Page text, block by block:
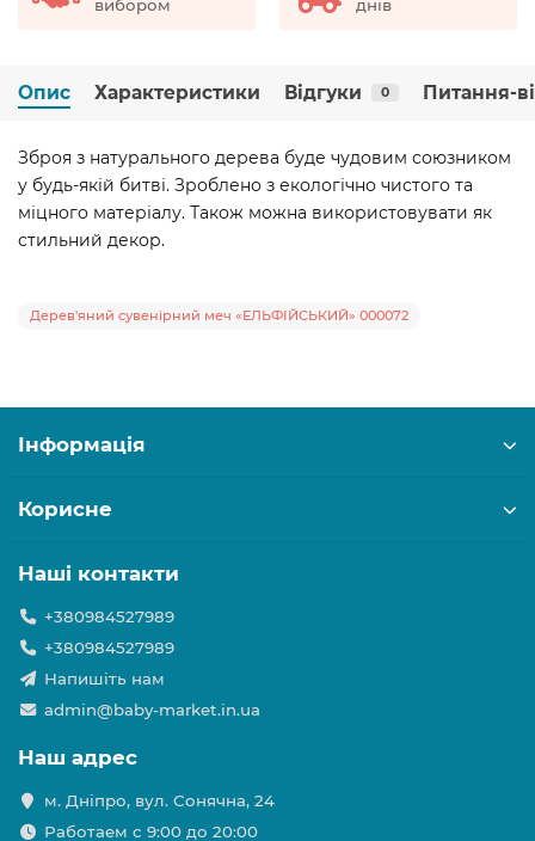
вибором
днів
Опис Характеристики Відгуки 0 Питання-
Зброя з натурального дерева буде чудовим союзником
у будь-якій битві. Зроблено з екологічно чистого та
міцного матеріалу. Також можна використовувати як
стильний декор.
Дерев'яний сувенірний меч «ЕЛЬФІЙСЬКИЙ» 000072
Інформація
Корисне
Наші контакти
+380984527989
+380984527989
Напишіть нам
admin@baby-market.in.ua
Наш адрес
м. Дніпро, вул. Сонячна, 24
Работаем с 9:00 до 20:00